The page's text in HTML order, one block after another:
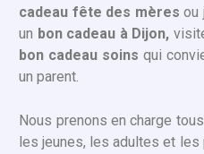
cadeau fête des mères ou
un bon cadeau à Dijon,
bon cadeau soins qui
un parent.
Nous prenons en charge
les jeunes, les adultes et